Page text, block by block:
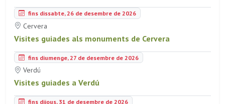
fins dissabte, 26 de desembre de 2026
Cervera
Visites guiades als monuments de Cervera
fins diumenge, 27 de desembre de 2026
Verdú
Visites guiades a Verdú
fins dijous, 31 de desembre de 2026